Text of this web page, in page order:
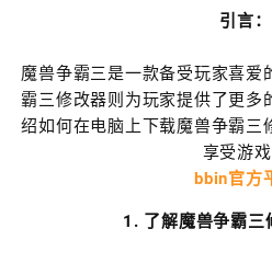
引言：
魔兽争霸三是一款备受玩家喜爱
霸三修改器则为玩家提供了更多
绍如何在电脑上下载魔兽争霸三
享受游戏
bbin官方
1. 了解魔兽争霸三